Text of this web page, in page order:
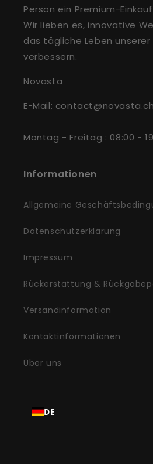
Person ein Premium-
Wir lieben es, innovative
das tägliche Leben unserer
verbessern.
Novasta
E-Mail: contact@novasta.ch
Montag - Freitag : 08:00 -
Informationen
Allgemeine
Datenschutzerklärung
Impressum
Rückerstattung &
Versandinformation
Kontaktinformationen
Über uns
DE